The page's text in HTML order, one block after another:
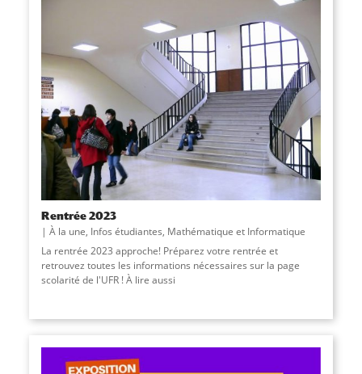
Rentrée 2023
À la une, Infos étudiantes, Mathématique et Informatique
La rentrée 2023 approche! Préparez votre rentrée et
retrouvez toutes les informations nécessaires sur la page
scolarité de l'UFR ! À lire aussi